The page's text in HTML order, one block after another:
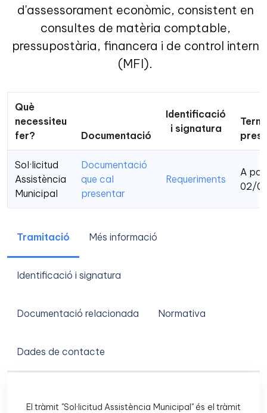
d'assessorament econòmic, consistent en
consultes de matèria comptable,
pressupostària, financera i de control intern
(MFI).
Què
necessiteu
fer?
Documentació
Identificació
i signatura
Sol·licitud
Assistència
Municipal
Documentació
que cal
presentar
Requeriments
A
02/
Tramitació Més informació
Identificació i signatura
Documentació relacionada Normativa
Dades de contacte
El tràmit "Sol·licitud Assistència Municipal" és el tràmit